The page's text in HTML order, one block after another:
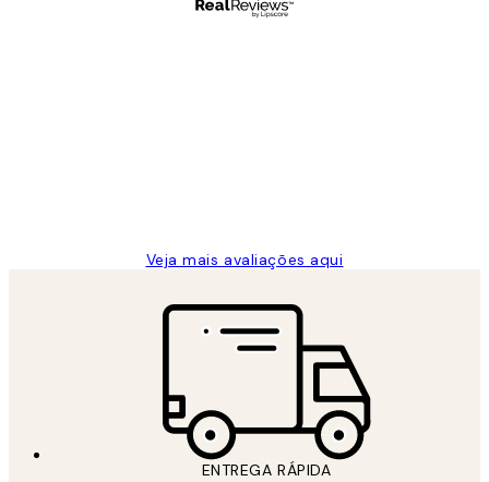
Veja mais avaliações aqui
ENTREGA RÁPIDA